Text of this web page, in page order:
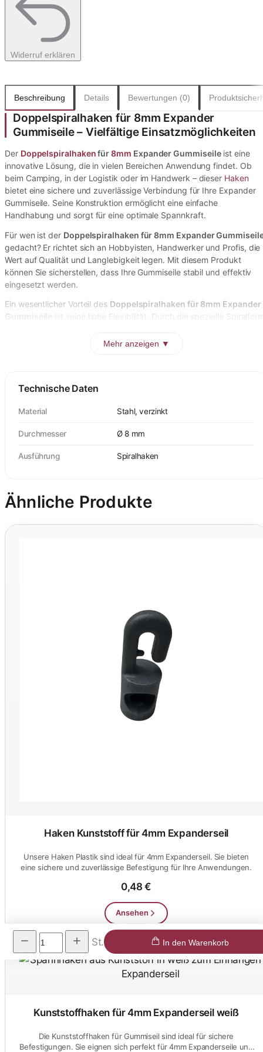
Widerruf erklären
Beschreibung Details Bewertungen (0)
Doppelspiralhaken für 8mm Expander
Gummiseile – Vielfältige Einsatzmöglichkeiten
Der Doppelspiralhakenfür8mm Expander Gummiseileist eine
innovative Lösung, die in vielen Bereichen Anwendung findet. Ob
beim Camping, in der Logistik oder im Handwerk – dieser Haken
bietet eine sichere und zuverlässige Verbindung für Ihre Expander
Gummiseile. Seine Konstruktion ermöglicht eine einfache
Handhabung und sorgt für eine optimale Spannkraft.
Für wen ist der Doppelspiralhaken für 8mm Expander
gedacht? Er richtet sich an Hobbyisten, Handwerker und Profis, die
Wert auf Qualität und Langlebigkeit legen. Mit diesem Produkt
können Sie sicherstellen, dass Ihre Gummiseile stabil und effektiv
eingesetzt werden.
Ein wesentlicher Vorteil des Doppelspiralhaken für 8mm Expander
Gummiseile ist seine hohe Flexibilität. Durch die spezielle
Mehr anzeigen ▼
Technische Daten
Material Stahl, verzinkt
Durchmesser Ø 8 mm
Ausführung Spiralhaken
Ähnliche Produkte
Haken Kunststoff für 4mm Expanderseil
Unsere Haken Plastik sind ideal für 4mm Expanderseil. Sie bieten
eine sichere und zuverlässige Befestigung für Ihre Anwendungen.
0,48 €
Ansehen
Kunststoffhaken für 4mm Expanderseil weiß
Die Kunststoffhaken für Gummiseil sind ideal für sichere
Befestigungen. Sie eignen sich perfekt für 4mm Expanderseile und
St. In den Warenkorb